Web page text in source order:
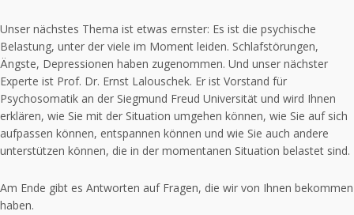
Unser nächstes Thema ist etwas ernster: Es ist die psychische
Belastung, unter der viele im Moment leiden. Schlafstörungen,
Ängste, Depressionen haben zugenommen. Und unser nächster
Experte ist Prof. Dr. Ernst Lalouschek. Er ist Vorstand für
Psychosomatik an der Siegmund Freud Universität und wird Ihnen
erklären, wie Sie mit der Situation umgehen können, wie Sie auf sich
aufpassen können, entspannen können und wie Sie auch andere
unterstützen können, die in der momentanen Situation belastet sind.
Am Ende gibt es Antworten auf Fragen, die wir von Ihnen bekommen
haben.